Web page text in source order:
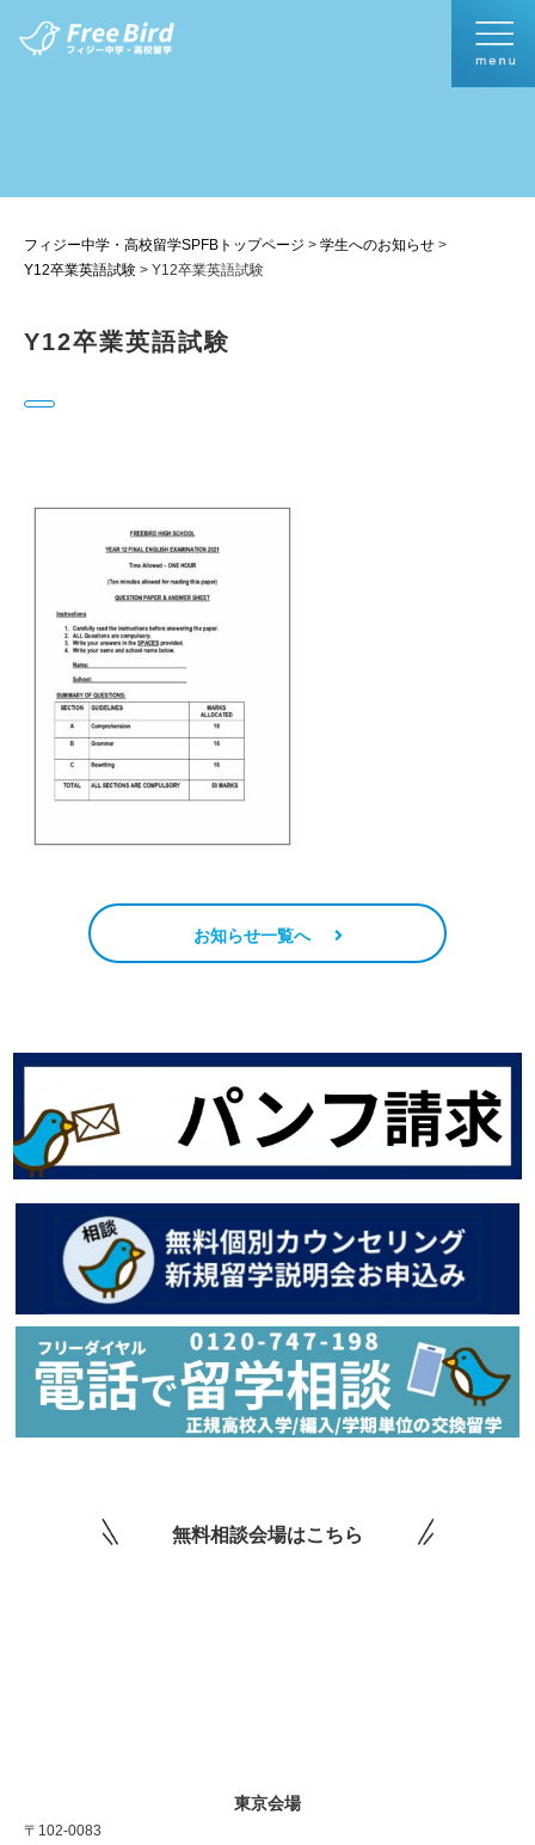
フィジー中学・高校留学SPFBトップページ > 学生へのお知らせ >
Y12卒業英語試験 > Y12卒業英語試験
Y12卒業英語試験
お知らせ一覧へ
無料相談会場はこちら
東京会場
〒102-0083